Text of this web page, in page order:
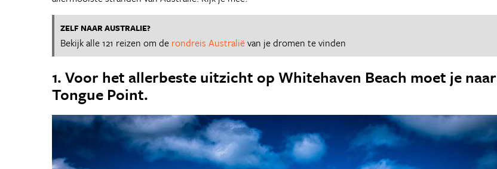
ZELF NAAR AUSTRALIE?
Bekijk alle 121 reizen om de rondreis Australiëvan je dromen te vinden
1. Voor het allerbeste uitzicht op Whitehaven Beach moet je naar
Tongue Point.